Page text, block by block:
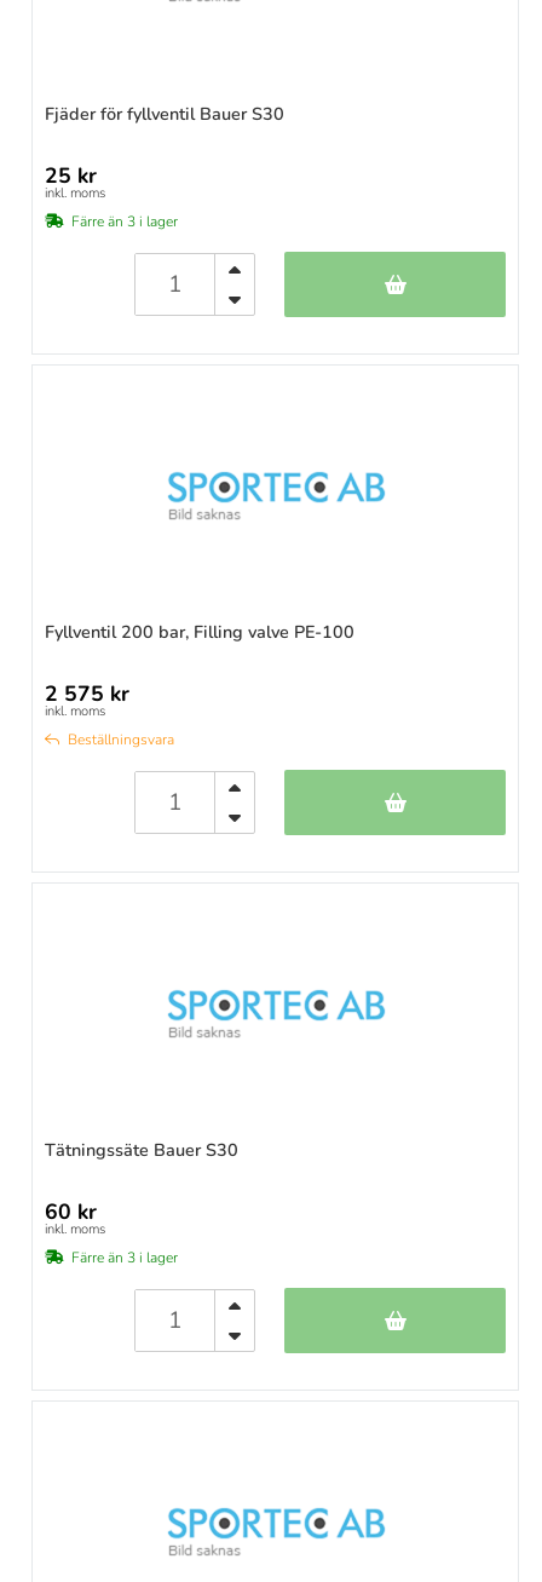
Fjäder för fyllventil Bauer S30
25 kr
inkl. moms
Färre än 3 i lager
Fyllventil 200 bar, Filling valve PE-100
2 575 kr
inkl. moms
Beställningsvara
Tätningssäte Bauer S30
60 kr
inkl. moms
Färre än 3 i lager